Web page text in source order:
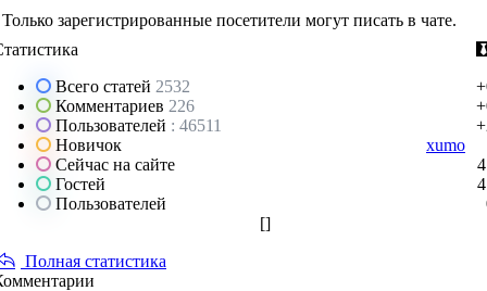
Только зарегистрированные посетители могут писать в чате.
Всего статей 2532
Комментариев 226
Пользователей : 46511
Новичок
xumo
Сейчас на сайте
Гостей
Пользователей
[]
Полная статистика